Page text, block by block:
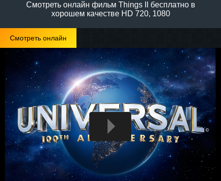
Смотреть онлайн фильм Things II бесплатно в
хорошем качестве HD 720, 1080
Смотреть онлайн